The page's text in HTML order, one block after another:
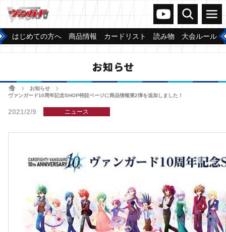
ヴァンガードch
検索 メニュー
はじめての方へ 商品情報 カードリスト 読み物 大会ルール
お知らせ
ホームお知らせ
ヴァンガード10周年記念SHOP特設ページに商品情報第2弾を追加しました！
2021/2/9 ニュース